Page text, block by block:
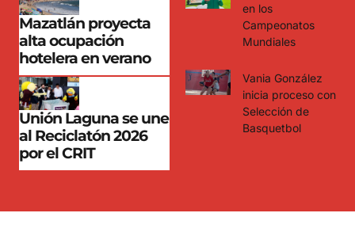
Mazatlán proyecta
alta ocupación
hotelera en verano
Unión Laguna se une
al Reciclatón 2026
por el CRIT
en los
Campeonatos
Mundiales
Vania González
inicia proceso con
Selección de
Basquetbol